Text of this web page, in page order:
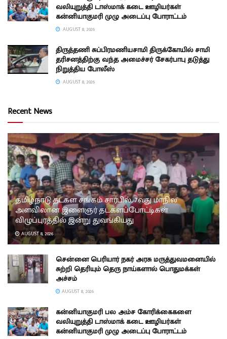
வலியுறுத்தி டாஸ்மாக் கடை ஊழியர்கள்
கன்னியாகுமரி முழு அடைப்பு போராட்டம்
AUGUST 8, 2026
திருத்தணி சுப்பிரமணியசாமி திருக்கோயில் சாமி
தரிசனத்திற்கு வந்த அமைச்சர் சேகர்பாபு தடுத்து
நிறுத்திய போலீஸ்
AUGUST 8, 2026
Recent News
தமிழ்நாடு தடகள சங்கம் சார்பில், 7வது மாநில
அளவிலான இளைஞர் தடகளப்போட்டிகள்
விழுப்புரத்தில் இன்று துவங்கியது
AUGUST 8, 2026
சென்னை பெரியார் நகர் அரசு மருத்துவமனையில்
சுற்றி தெரியும் தெரு நாய்களால் பொதுமக்கள்
அச்சம்
AUGUST 8, 2026
கன்னியாகுமரி பல அம்ச கோரிக்கைகளை
வலியுறுத்தி டாஸ்மாக் கடை ஊழியர்கள்
கன்னியாகுமரி முழு அடைப்பு போராட்டம்